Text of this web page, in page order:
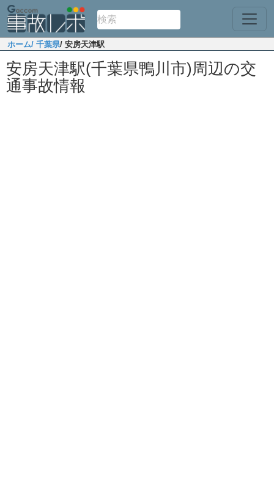
ホーム/ 千葉県/ 安房天津駅
安房天津駅(千葉県鴨川市)周辺の交
通事故情報